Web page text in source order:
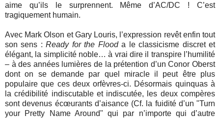
aime qu’ils le surprennent. Même d’AC/DC ! C’est
tragiquement humain.
Avec Mark Olson et Gary Louris, l’expression revêt enfin tout
son sens :Ready for the Flooda le classicisme discret et
élégant, la simplicité noble… à vrai dire il transpire l’humilité
– à des années lumières de la prétention d’un Conor Oberst
dont on se demande par quel miracle il peut être plus
populaire que ces deux orfèvres-ci. Désormais quinquas à
la crédibilité indiscutable et indiscutée, les deux compères
sont devenus écœurants d’aisance (Cf. la fuidité d’un "Turn
your Pretty Name Around" qui par n’importe qui d’autre